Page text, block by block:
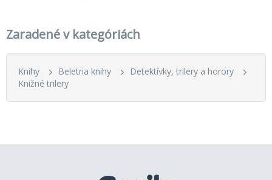
Zaradené v kategóriách
Knihy Beletria knihy
Detektívky, trilery a horory
Knižné trilery